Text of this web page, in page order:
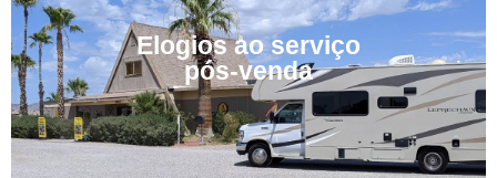
Elogios ao serviço
pós-venda